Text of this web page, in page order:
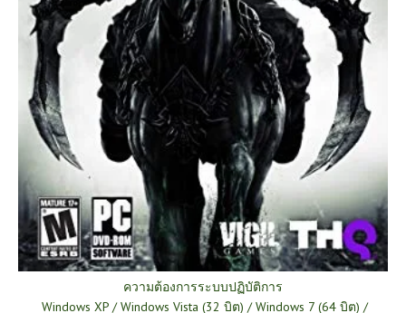
ความต้องการระบบปฏิบัติการ
Windows XP / Windows Vista (32 บิต) / Windows 7 (64 บิต) /